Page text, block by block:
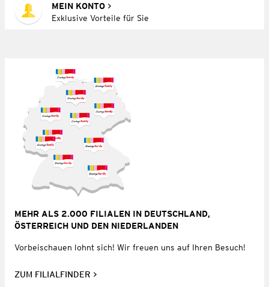
MEIN KONTO
Exklusive Vorteile für Sie
MEHR ALS 2.000 FILIALEN IN DEUTSCHLAND,
ÖSTERREICH UND DEN NIEDERLANDEN
Vorbeischauen lohnt sich! Wir freuen uns auf Ihren Besuch!
ZUM FILIALFINDER